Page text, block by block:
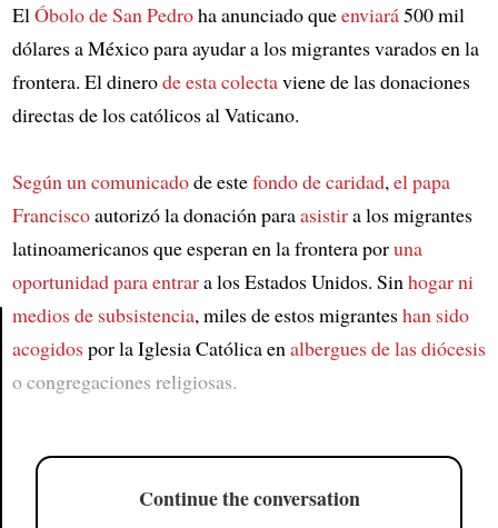
ElÓbolo de San Pedroha anunciado queenviará500 mil
dólares a México para ayudar a los migrantes varados en la
frontera. El dinerode esta colectaviene de las donaciones
directas de los católicos al Vaticano.
Según un comunicadode estefondo de caridad,el papa
Franciscoautorizó la donación paraasistira los migrantes
latinoamericanos que esperan en la frontera poruna
oportunidad para entrara los Estados Unidos. Sinhogarni
medios de subsistencia, miles de estos migranteshan sido
acogidospor la Iglesia Católica enalbergues de las diócesis
o congregaciones religiosas.
Continue the conversation